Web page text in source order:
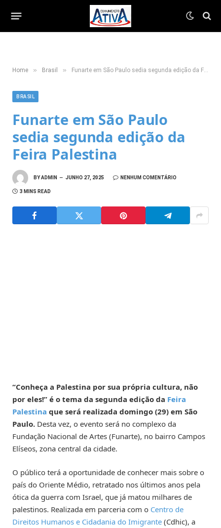
Home » Brasil » Funarte em São Paulo sedia segunda edição da Feira Palestina
BRASIL
Funarte em São Paulo
sedia segunda edição da
Feira Palestina
BYADMIN JUNHO 27, 2025 NENHUM COMENTÁRIO
3 MINS READ
“Conheça a Palestina por sua própria cultura, não
por eles!” é o tema da segunda edição da Feira
Palestina que será realizada domingo (29) em São
Paulo. Desta vez, o evento será no complexo da
Fundação Nacional de Artes (Funarte), no bairro Campos
Elíseos, zona central da cidade.
O público terá a oportunidade de conhecer mais sobre o
país do Oriente Médio, retratado nos últimos anos pela
ótica da guerra com Israel, que já matou milhares de
palestinos. Realizada em parceria com o Centro de
Direitos Humanos e Cidadania do Imigrante (Cdhic), a